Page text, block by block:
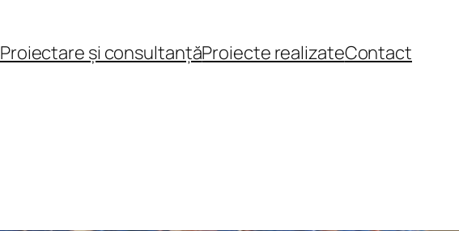
Proiectare și consultanțăProiecte realizateContact